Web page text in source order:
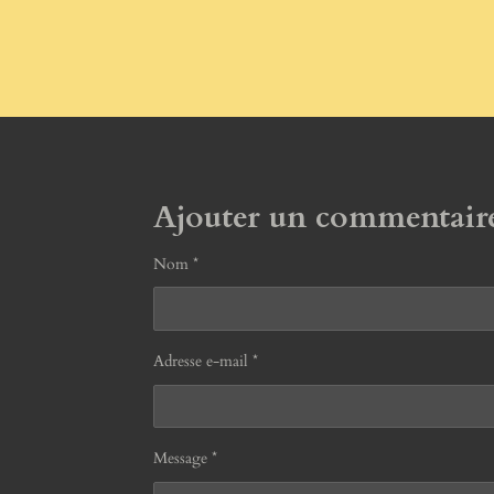
Ajouter un
Nom *
Adresse e-mail *
Message *